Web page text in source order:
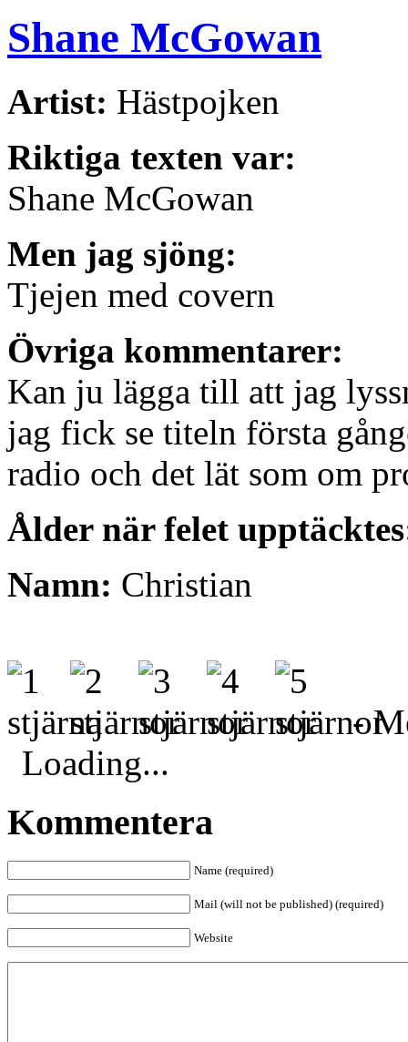
Shane McGowan
Artist: Hästpojken
Riktiga texten var:
Shane McGowan
Men jag sjöng:
Tjejen med covern
Övriga kommentarer:
Kan ju lägga till att jag
jag fick se titeln första
radio och det lät som om
Ålder när felet
Namn: Christian
-
Loading...
Kommentera
Name (required)
Mail (will not be published) (required)
Website